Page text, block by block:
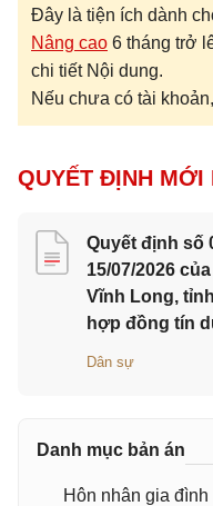
Đây là tiện ích dành
Nâng cao 6 tháng trở
chi tiết Nội dung.
Nếu chưa có tài khoản,
QUYẾT ĐỊNH MỚI
Quyết định số
15/07/2026
Vĩnh Long,
hợp đồng tín
Dân sự
Danh mục bản án
Hôn nhân gia đình